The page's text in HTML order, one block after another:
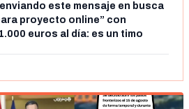
este mensaje en busca
proyecto online” con
euros al día: es un timo